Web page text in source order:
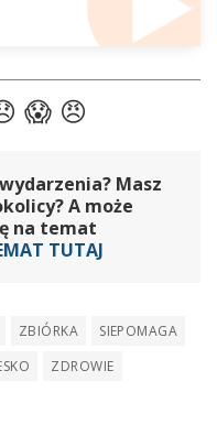
Masz
A może
na temat
TUTAJ
ZBIÓRKA
SIEPOMAGA
ZDROWIE